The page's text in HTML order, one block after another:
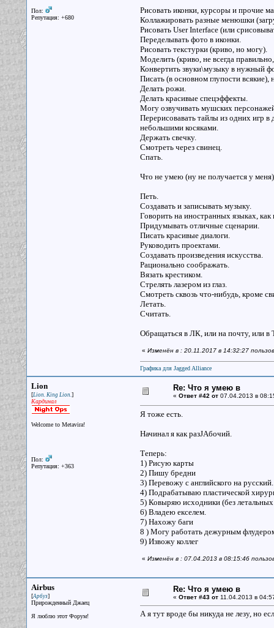
Пол:
Репутация: +680
Рисовать иконки, курсоры и прочие
Коллажировать разные менюшки
Рисовать User Interface (или
Переделывать фото в иконки.
Рисовать текстурки (криво, но могу).
Моделить (криво, не всегда
Конвертить звуки\музыку в нужный
Писать (в основном глупости всякие),
Делать рожи.
Делать красивые спецэффекты.
Могу озвучивать мушских
Перерисовавать тайлы из одних игр
небольшими косяками.
Держать свечку.
Смотреть через свинец.
Спать.
Что не умею (ну не получается у
Петь.
Создавать и записывать музыку.
Говорить на иностранных языках, как
Придумывать отличные сценарии.
Писать красивые диалоги.
Руководить проектами.
Создавать произведения искусства.
Рационально соображать.
Вязать крестиком.
Стрелять лазером из глаз.
Смотреть сквозь что-нибудь, кроме
Летать.
Считать.
Обращаться в ЛК, или на почту, или в
« Изменён в : 20.11.2017 в 14:32:27
Графика для Jagged Alliance
Lion
[Lion. King Lion.]
Кардинал
Welcome to Metavira!
Пол:
Репутация: +363
Re: Что я умею в
« Ответ #42 от07.04.2013 в
Я тоже есть.
Начинал я как разJAбочий.
Теперь:
1) Рисую карты
2) Пишу бредни
3) Перевожу с английского на
4) Подрабатываю пластической
5) Ковыряю исходники (без
6) Владею екселем.
7) Нахожу баги
8 ) Могу работать дежурным
9) Извожу коллег
« Изменён в : 07.04.2013 в 08:15:46
Airbus
[Арбуз]
Прирожденный Джаец
Я люблю этот Форум!
Re: Что я умею в
« Ответ #43 от11.04.2013 в
А я тут вроде бы никуда не лезу, но